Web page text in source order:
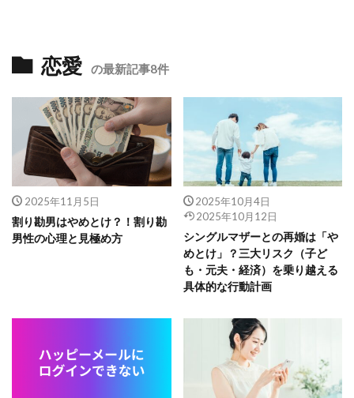
恋愛 の最新記事8件
2025年11月5日
割り勘男はやめとけ？！割り勘
男性の心理と見極め方
2025年10月4日
2025年10月12日
シングルマザーとの再婚は「や
めとけ」？三大リスク（子ど
も・元夫・経済）を乗り越える
具体的な行動計画